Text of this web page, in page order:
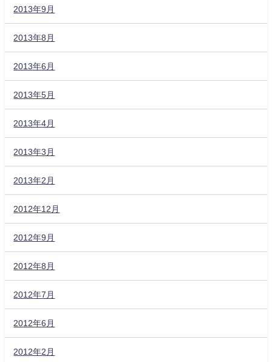
2013年9月
2013年8月
2013年6月
2013年5月
2013年4月
2013年3月
2013年2月
2012年12月
2012年9月
2012年8月
2012年7月
2012年6月
2012年2月